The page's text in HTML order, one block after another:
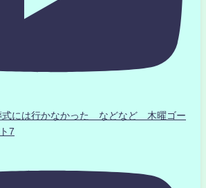
には行かなかった などなど 木曜ゴー
7